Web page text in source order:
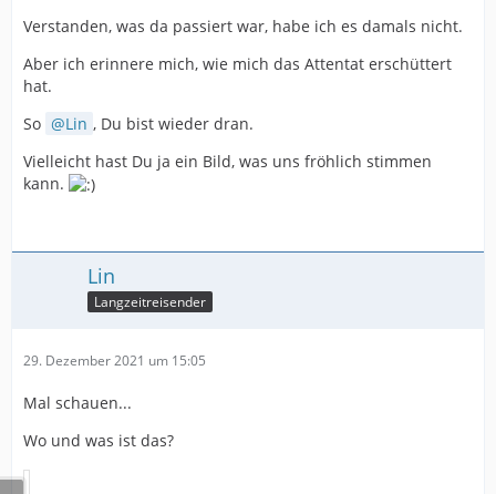
Verstanden, was da passiert war, habe ich es damals nicht.
Aber ich erinnere mich, wie mich das Attentat erschüttert
hat.
So
Lin , Du bist wieder dran.
Vielleicht hast Du ja ein Bild, was uns fröhlich stimmen
kann.
Lin
Langzeitreisender
29. Dezember 2021 um 15:05
Mal schauen...
Wo und was ist das?